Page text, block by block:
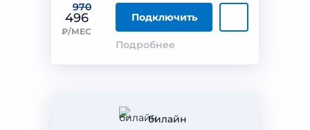
970
496
₽/МЕС
Подключить
Подробнее
билайн